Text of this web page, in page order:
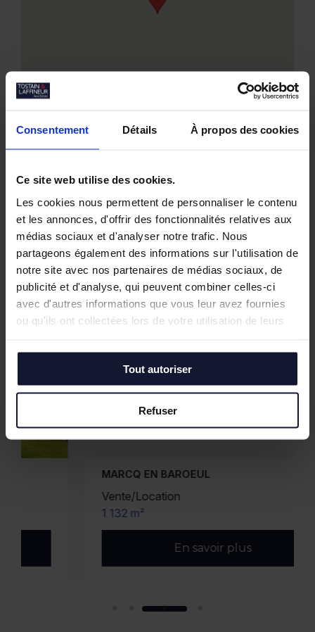
Consentement Détails À propos des cookies
Ce site web utilise des cookies.
Les cookies nous permettent de personnaliser le contenu
et les annonces, d'offrir des fonctionnalités relatives aux
médias sociaux et d'analyser notre trafic. Nous
partageons également des informations sur l'utilisation de
notre site avec nos partenaires de médias sociaux, de
publicité et d'analyse, qui peuvent combiner celles-ci
avec d'autres informations que vous leur avez fournies
ou qu'ils ont collectées lors de votre utilisation de leurs
Tout autoriser
Refuser
Nos biens similaires
MARCQ EN BAROEUL
Vente/Location
En savoir plus